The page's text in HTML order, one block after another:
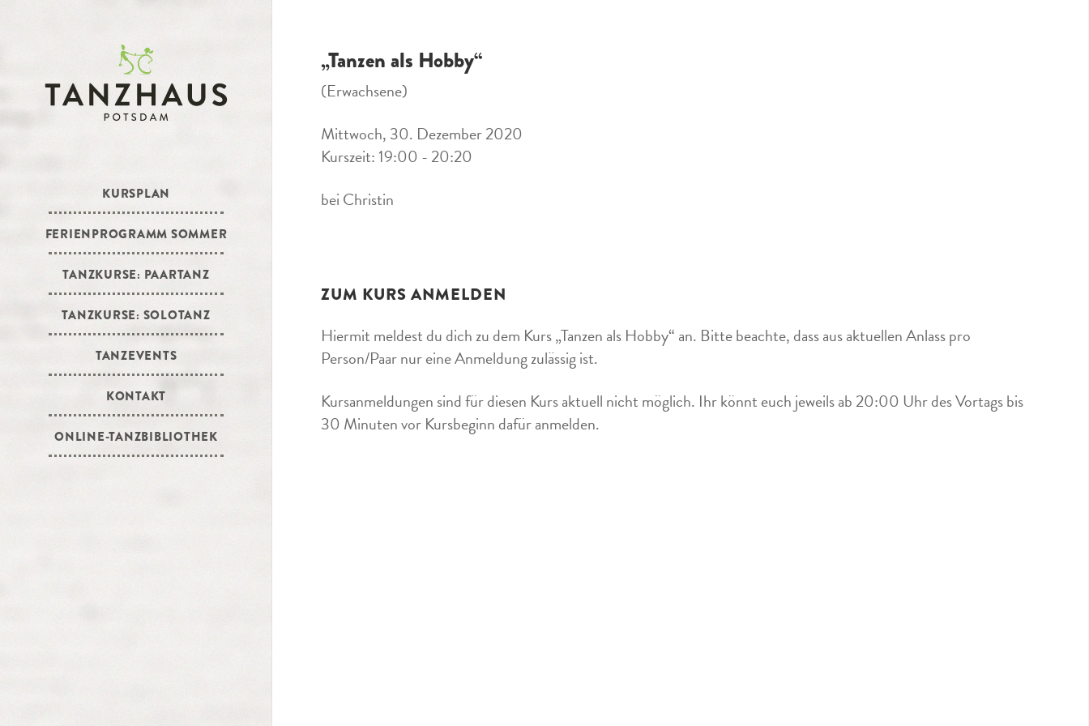
KURSPLAN
FERIENPROGRAMM SOMMER
TANZKURSE: PAARTANZ
TANZKURSE: SOLOTANZ
TANZEVENTS
KONTAKT
ONLINE-TANZBIBLIOTHEK
„Tanzen als Hobby“
(Erwachsene)
Mittwoch, 30. Dezember 2020
Kurszeit: 19:00 - 20:20
bei Christin
ZUM KURS ANMELDEN
Hiermit meldest du dich zu dem Kurs „Tanzen als Hobby“ an. Bitte beachte, dass aus aktuellen Anlass pro
Person/Paar nur eine Anmeldung zulässig ist.
Kursanmeldungen sind für diesen Kurs aktuell nicht möglich. Ihr könnt euch jeweils ab 20:00 Uhr des Vortags bis
30 Minuten vor Kursbeginn dafür anmelden.